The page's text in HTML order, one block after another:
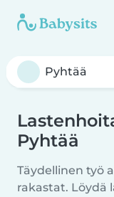
Pyhtää
Täydellinen työ
rakastat. Löydä